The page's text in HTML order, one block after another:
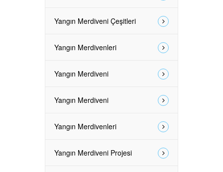
Yangın Merdiveni Çeşitleri
Yangın Merdivenleri
Yangın Merdiveni
Yangın Merdiveni
Yangın Merdivenleri
Yangın Merdiveni Projesi